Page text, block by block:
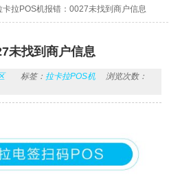
卡拉POS机报错：0027未找到商户信息
未找到商户信息
标签： 拉卡拉POS机
浏览次数：